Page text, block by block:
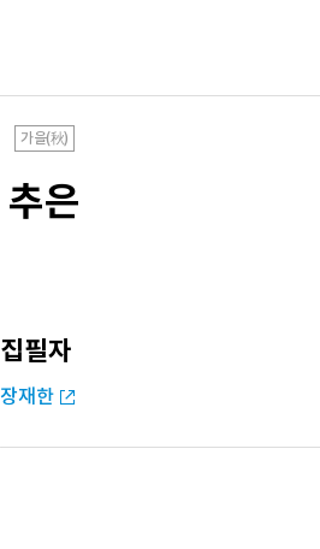
가을(秋)
추은
집필자
장재한